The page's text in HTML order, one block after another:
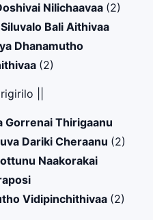
Nilichaavaa (2)
Bali Aithivaa
Dhanamutho
(2)
||
Gorrenai Thirigaanu
Dariki Cheraanu (2)
Naakorakai
Vidipinchithivaa (2)